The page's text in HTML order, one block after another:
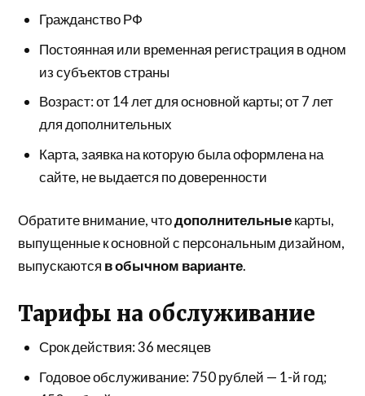
Гражданство РФ
Постоянная или временная регистрация в одном
из субъектов страны
Возраст: от 14 лет для основной карты; от 7 лет
для дополнительных
Карта, заявка на которую была оформлена на
сайте, не выдается по доверенности
Обратите внимание, чтодополнительныекарты,
выпущенные к основной с персональным дизайном,
выпускаются в обычном варианте.
Тарифы на обслуживание
Срок действия: 36 месяцев
Годовое обслуживание: 750 рублей — 1-й год;